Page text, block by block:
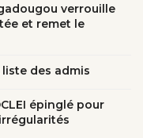
verrouille
et remet le
liste des admis
épinglé pour